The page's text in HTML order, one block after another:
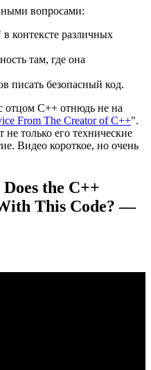
вопросами:
контексте различных
там, где она
писать безопасный код.
отцом С++ отнюдь не на
From The Creator of C++".
только его технические
Видео короткое, но очень
the C++
This Code? —